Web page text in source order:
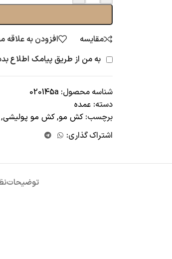
مقایسه
افزودن به علاقه
به من از طریق پیامک اطلاع
شناسه محصول: 020145a
دسته: عمده
برچسب: کش مو,کش مو پولیشی,
اشتراک گذاری:
توضیحات